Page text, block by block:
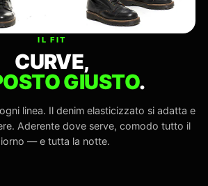
IL FIT
CURVE,
GIUSTO.
linea. Il denim elasticizzato si adatta e
Aderente dove serve, comodo tutto il
— e tutta la notte.